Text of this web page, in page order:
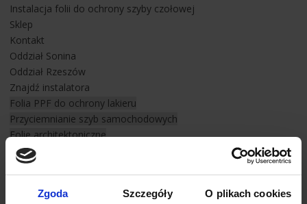
Zgoda Szczegóły O plikach cookies
Instalacja folii do ochrony szyby czołowej
Sklep
Kontakt
Oddział Sonina
Oddział Rzeszów
Znajdź instalatora
Folia PPF do ochrony lakieru
Przyciemnianie szyb samochodowych
Folie architektoniczne
Folia dekoracyjna w mleczne matowe linie pionowe